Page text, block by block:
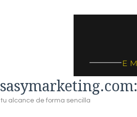
alcance de forma sencilla